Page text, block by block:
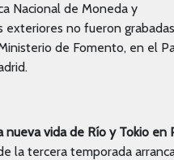
Nacional de Moneda y
exteriores no fueron
de Fomento, en el
nueva vida de Río y Tokio en
la tercera temporada